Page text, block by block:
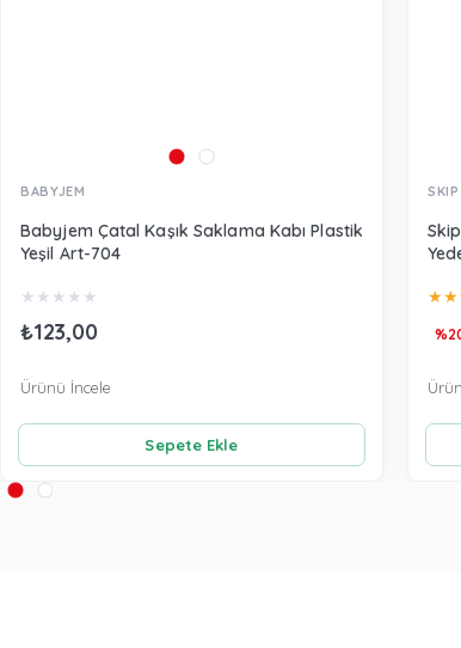
BABYJEM
Babyjem Çatal Kaşık Saklama Kabı Plastik
Yeşil Art-704
★ ★ ★ ★ ★
₺123,00
Sepete Ekle
Ürünü İncele
★★